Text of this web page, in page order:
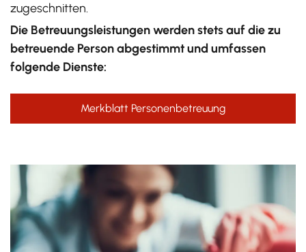
zugeschnitten.
Die Betreuungsleistungen werden stets auf die zu
betreuende Person abgestimmt und umfassen
folgende Dienste:
Merkblatt Personenbetreuung